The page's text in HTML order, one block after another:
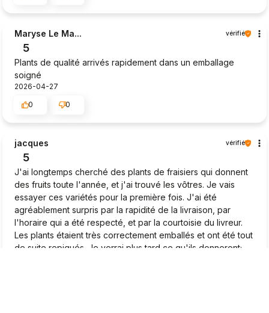
Maryse Le Ma... vérifié
5
Plants de qualité arrivés rapidement dans un emballage
soigné
2026-04-27
0
0
jacques vérifié
5
J'ai longtemps cherché des plants de fraisiers qui donnent
des fruits toute l'année, et j'ai trouvé les vôtres. Je vais
essayer ces variétés pour la première fois. J'ai été
agréablement surpris par la rapidité de la livraison, par
l'horaire qui a été respecté, et par la courtoisie du livreur.
Les plants étaient très correctement emballés et ont été tout
de suite repiqués. Je verrai plus tard ce qu'ils donneront;